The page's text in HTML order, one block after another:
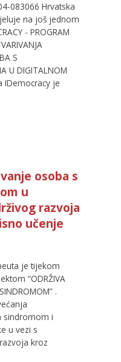
083066 Hrvatska
na još jednom
- PROGRAM
S
U DIGITALNOM
IDemocracy je
osoba s
u
razvoja
učenje
je tijekom
“ODRŽIVA
.
sindromom i
u vezi s
kroz